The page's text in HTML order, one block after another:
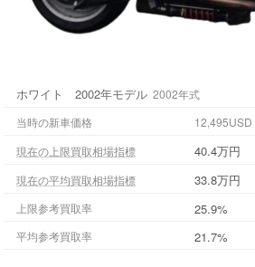
ホワイト 2002年モデル 2002年式
当時の新車価格
現在の上限買取相場指標
40.4万円
現在の平均買取相場指標 33.8万円
上限参考買取率 25.9%
平均参考買取率 21.7%